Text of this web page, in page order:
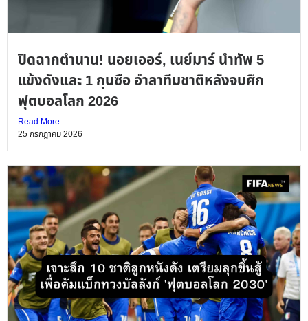
ปิดฉากตำนาน! นอยเออร์, เนย์มาร์ นำทัพ 5
แข้งดังและ 1 กุนซือ อำลาทีมชาติหลังจบศึก
ฟุตบอลโลก 2026
Read More
25 กรกฎาคม 2026